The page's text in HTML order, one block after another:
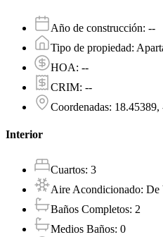
Año de construcción: --
Tipo de propiedad:
HOA: --
CRIM: --
Coordenadas: 18.45389,
Interior
Cuartos: 3
Aire Acondicionado: De
Baños Completos: 2
Medios Baños: 0